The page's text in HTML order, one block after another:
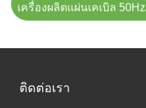
ติดต่อเรา